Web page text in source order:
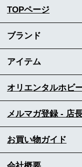
TOPページ
ブランド
アイテム
オリエンタルホビ
メルマガ登録 - 店
お買い物ガイド